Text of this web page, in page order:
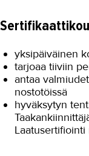
yksipäiväinen
tarjoaa tiiviin
antaa
nostotöissä
hyväksytyn
Laatusertifiointi